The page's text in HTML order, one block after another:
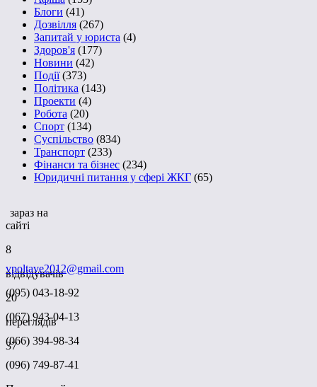
Блоги (41)
Дозвілля (267)
Запитай у юриста (4)
Здоров'я (177)
Новини (42)
Події(373)
Політика (143)
Проекти (4)
Робота (20)
Спорт (134)
Суспільство (834)
Транспорт (233)
Фінанси та бізнес (234)
Юридичні питання у сфері ЖКГ (65)
зараз на
сайті
8
відвідувачів
20
переглядів
37
vpoltave2012@gmail.com
(095) 043-18-92
(067) 943-04-13
(066) 394-98-34
(096) 749-87-41